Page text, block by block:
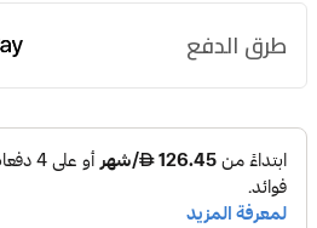
طرق الدفع